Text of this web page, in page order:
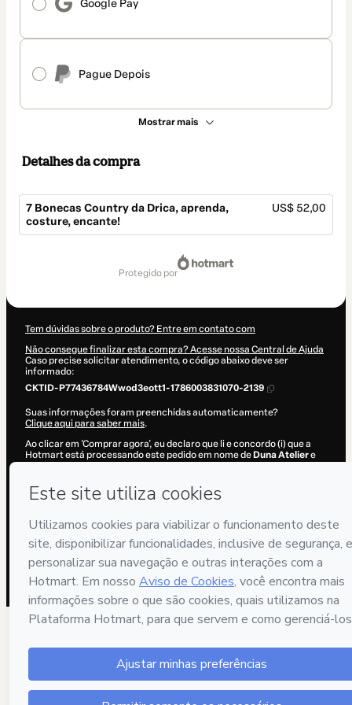
Google Pay
Pague Depois
Mostrar mais
Detalhes da compra
7 Bonecas Country da Drica, aprenda,
costure, encante!
US$ 52,00
protegido por
Tem dúvidas sobre o produto? Entre em contato com
Não consegue finalizar esta compra? Acesse nossa Central de Ajuda
Caso precise solicitar atendimento, o código abaixo deve ser
informado:
CKTID-P77436784Wwod3eott1-1786003831070-2139
Suas informações foram preenchidas automaticamente?
Clique aqui para saber mais.
Ao clicar em 'Comprar agora', eu declaro que li e concordo (i) que a
Hotmart está processando este pedido em nome de Duna Ateliere
Políticas da Hotmarte (iii) que sou maior de idade ou autorizado e
acompanhado por um responsável legal.
Saiba mais sobre sua compra
aqui
Hotmart ©2026- Todos os direitos reservados
2026-08-06T08:10:32.875Z REF.